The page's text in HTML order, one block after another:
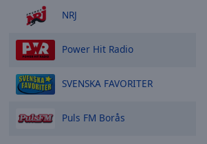
NRJ
Power Hit Radio
SVENSKA FAVORITER
Puls FM Borås